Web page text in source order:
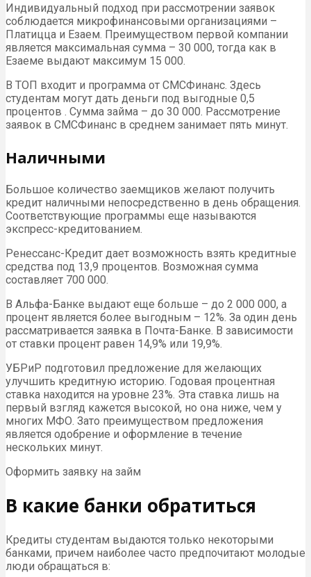
Индивидуальный подход при рассмотрении заявок
соблюдается микрофинансовыми организациями –
Платицца и Езаем. Преимуществом первой компании
является максимальная сумма – 30 000, тогда как в
Езаеме выдают максимум 15 000.
В ТОП входит и программа от СМСФинанс. Здесь
студентам могут дать деньги под выгодные 0,5
процентов . Сумма займа – до 30 000. Рассмотрение
заявок в СМСФинанс в среднем занимает пять минут.
Наличными
Большое количество заемщиков желают получить
кредит наличными непосредственно в день обращения.
Соответствующие программы еще называются
экспресс-кредитованием.
Ренессанс-Кредит дает возможность взять кредитные
средства под 13,9 процентов. Возможная сумма
составляет 700 000.
В Альфа-Банке выдают еще больше – до 2 000 000, а
процент является более выгодным – 12%. За один день
рассматривается заявка в Почта-Банке. В зависимости
от ставки процент равен 14,9% или 19,9%.
УБРиР подготовил предложение для желающих
улучшить кредитную историю. Годовая процентная
ставка находится на уровне 23%. Эта ставка лишь на
первый взгляд кажется высокой, но она ниже, чем у
многих МФО. Зато преимуществом предложения
является одобрение и оформление в течение
нескольких минут.
Оформить заявку на займ
В какие банки обратиться
Кредиты студентам выдаются только некоторыми
банками, причем наиболее часто предпочитают молодые
люди обращаться в: